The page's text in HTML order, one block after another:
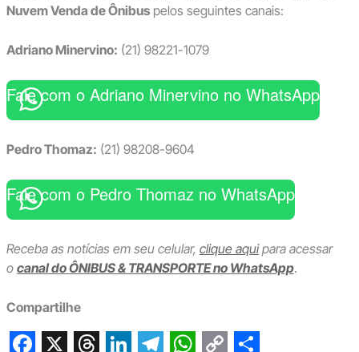
Nuvem Venda de Ônibuspelos seguintes canais:
Adriano Minervino: (21) 98221-1079
Fale com o Adriano Minervino no WhatsApp
Pedro Thomaz: (21) 98208-9604
Fale com o Pedro Thomaz no WhatsApp
Receba as notícias em seu celular, clique aquipara acessar
o canal do ÔNIBUS & TRANSPORTE no WhatsApp.
Compartilhe